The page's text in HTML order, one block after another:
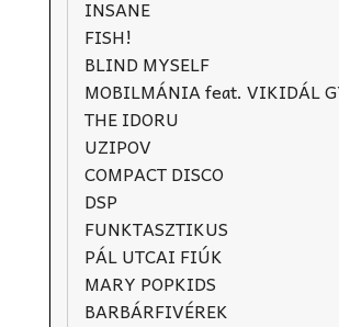
INSANE
FISH!
BLIND MYSELF
MOBILMÁNIA feat. VIKIDÁL
THE IDORU
UZIPOV
COMPACT DISCO
DSP
FUNKTASZTIKUS
PÁL UTCAI FIÚK
MARY POPKIDS
BARBÁRFIVÉREK